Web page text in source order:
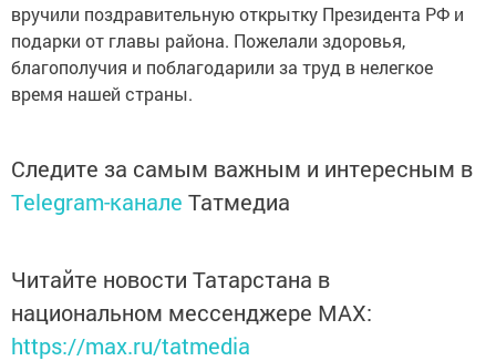
вручили поздравительную открытку Президента РФ и
подарки от главы района. Пожелали здоровья,
благополучия и поблагодарили за труд в нелегкое
время нашей страны.
Следите за самым важным и интересным в
Telegram-канале Татмедиа
Читайте новости Татарстана в
национальном мессенджере MАХ:
https://max.ru/tatmedia